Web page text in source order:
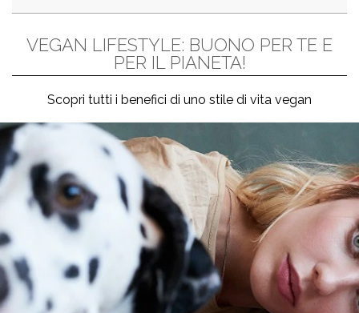
VEGAN LIFESTYLE: BUONO PER TE E
PER IL PIANETA!
Scopri tutti i benefici di uno stile di vita vegan